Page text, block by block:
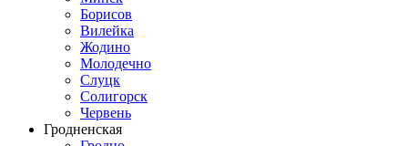
Борисов
Вилейка
Жодино
Молодечно
Слуцк
Солигорск
Червень
Гродненская